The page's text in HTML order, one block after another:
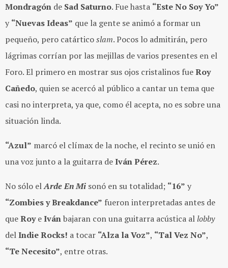
Mondragón de Sad Saturno. Fue hasta “Este No Soy Yo”
y “Nuevas Ideas” que la gente se animó a formar un
pequeño, pero catárticoslam. Pocos lo admitirán, pero
lágrimas corrían por las mejillas de varios presentes en el
Foro. El primero en mostrar sus ojos cristalinos fueRoy
Cañedo, quien se acercó al público a cantar un tema que
casi no interpreta, ya que, como él acepta, no es sobre una
situación linda.
“Azul” marcó el clímax de la noche, el recinto se unió en
una voz junto a la guitarra deIván Pérez.
No sólo elArde En Mi sonó en su totalidad; “16” y
“Zombies y Breakdance” fueron interpretadas antes de
queRoyeIvánbajaran con una guitarra acústica allobby
delIndie Rocks! a tocar “Alza la Voz”, “Tal Vez No”,
“Te Necesito”, entre otras.